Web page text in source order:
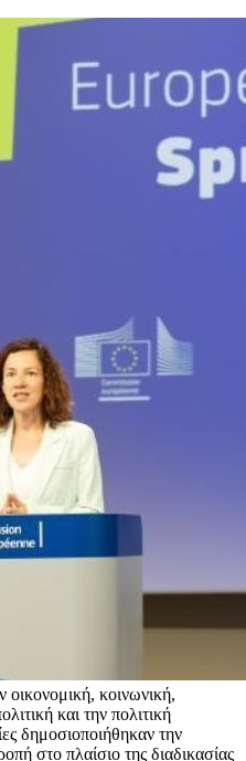
οικονομική, κοινωνική,
και την πολιτική
δημοσιοποιήθηκαν την
στο πλαίσιο της διαδικασίας